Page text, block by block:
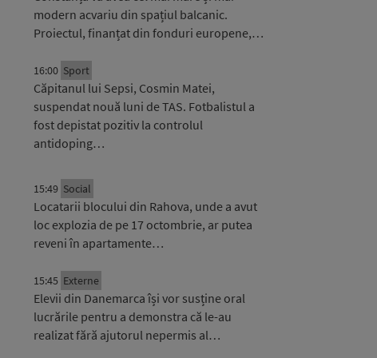
modern acvariu din spațiul balcanic.
Proiectul, finanțat din fonduri europene,…
16:00 Sport
Căpitanul lui Sepsi, Cosmin Matei,
suspendat nouă luni de TAS. Fotbalistul a
fost depistat pozitiv la controlul
antidoping…
15:49 Social
Locatarii blocului din Rahova, unde a avut
loc explozia de pe 17 octombrie, ar putea
reveni în apartamente…
15:45 Externe
Elevii din Danemarca își vor susține oral
lucrările pentru a demonstra că le-au
realizat fără ajutorul nepermis al…